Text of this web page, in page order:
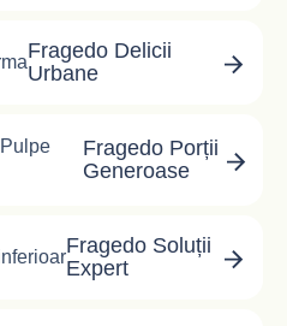
Fragedo Delicii
Urbane
Fragedo Porții
Generoase
Fragedo Soluții
Expert